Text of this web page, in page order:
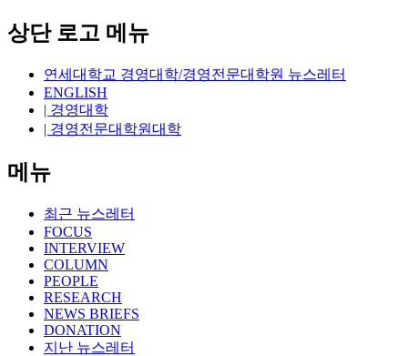
상단 로고 메뉴
연세대학교 경영대학/경영전문대학원 뉴스레터
ENGLISH
| 경영대학
| 경영전문대학원대학
메뉴
최근 뉴스레터
FOCUS
INTERVIEW
COLUMN
PEOPLE
RESEARCH
NEWS BRIEFS
DONATION
지난 뉴스레터